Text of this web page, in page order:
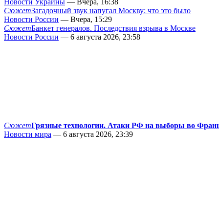
Новости Украины — Вчера, 16:38
СюжетЗагадочный звук напугал Москву: что это было
Новости России — Вчера, 15:29
СюжетБанкет генералов. Последствия взрыва в Москве
Новости России — 6 августа 2026, 23:58
СюжетГрязные технологии. Атаки РФ на выборы во
Новости мира — 6 августа 2026, 23:39